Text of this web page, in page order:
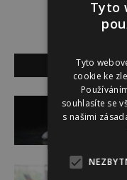
Tyto
Tyto
cookie ke
souhlasíte se
s našimi